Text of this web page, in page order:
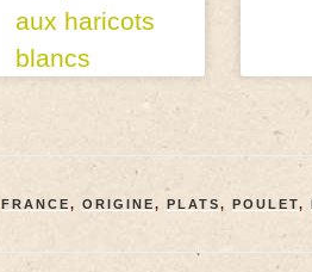
aux haricots
blancs
FRANCE, ORIGINE, PLATS, POULET,